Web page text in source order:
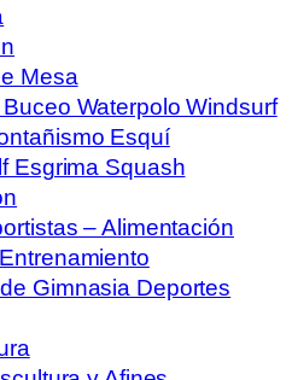
Mesa
Waterpolo Windsurf
Esquí
Esgrima Squash
– Alimentación
Gimnasia Deportes